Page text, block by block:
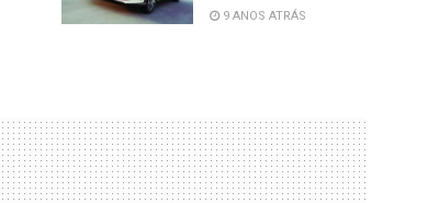
9 ANOS ATRÁS